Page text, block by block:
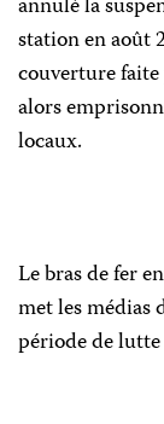
annulé la
station en août
couverture
alors
locaux.
Le bras de fer
met les médias
période de